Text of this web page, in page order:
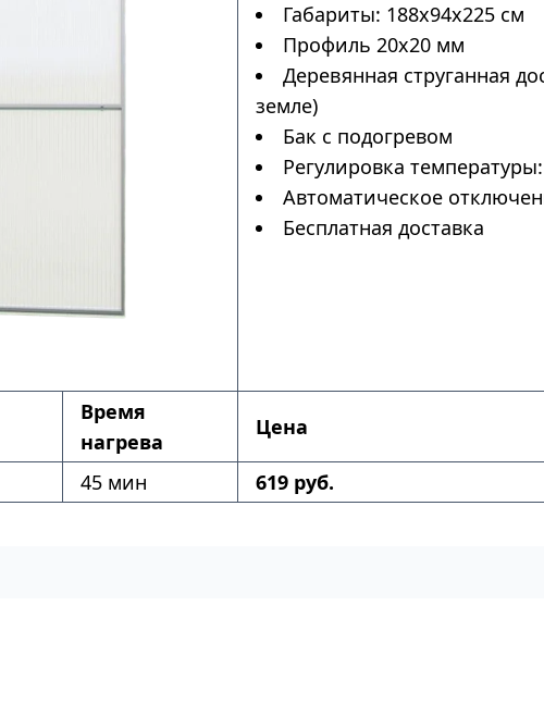
Габариты: 188х94х225 см
Профиль 20х20 мм
Деревянная струганная
земле)
Бак с подогревом
Регулировка
Автоматическое
Бесплатная доставка
Время
нагрева
Цена
45 мин 619 руб.